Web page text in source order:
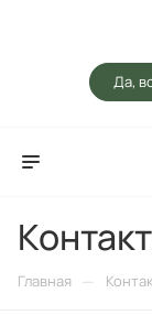
Да,
Главная —